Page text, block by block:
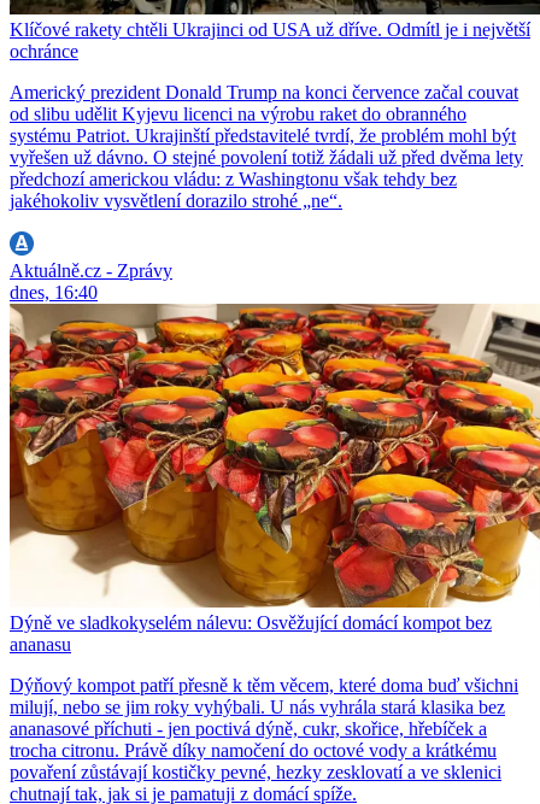
Klíčové rakety chtěli Ukrajinci od USA už dříve. Odmítl je i největší
ochránce
Americký prezident Donald Trump na konci července začal couvat
od slibu udělit Kyjevu licenci na výrobu raket do obranného
systému Patriot. Ukrajinští představitelé tvrdí, že problém mohl být
vyřešen už dávno. O stejné povolení totiž žádali už před dvěma lety
předchozí americkou vládu: z Washingtonu však tehdy bez
jakéhokoliv vysvětlení dorazilo strohé „ne“.
Aktuálně.cz - Zprávy
dnes, 16:40
Dýně ve sladkokyselém nálevu: Osvěžující domácí kompot bez
ananasu
Dýňový kompot patří přesně k těm věcem, které doma buď všichni
milují, nebo se jim roky vyhýbali. U nás vyhrála stará klasika bez
ananasové příchuti - jen poctivá dýně, cukr, skořice, hřebíček a
trocha citronu. Právě díky namočení do octové vody a krátkému
povaření zůstávají kostičky pevné, hezky zesklovatí a ve sklenici
chutnají tak, jak si je pamatuji z domácí spíže.